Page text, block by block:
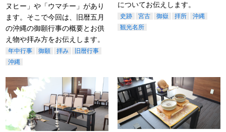
ヌヒー」や「ウマチー」があり
ます。そこで今回は、旧暦五月
の沖縄の御願行事の概要とお供
え物や拝み方をお伝えします。
年中行事 御願 拝み
旧暦行事
沖縄
についてお伝えします。
史跡 宮古 御嶽 拝所
沖縄
観光名所